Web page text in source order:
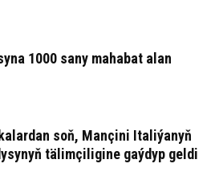
1000 sany mahabat alan
soň, Mançini Italiýanyň
tälimçiligine gaýdyp geldi